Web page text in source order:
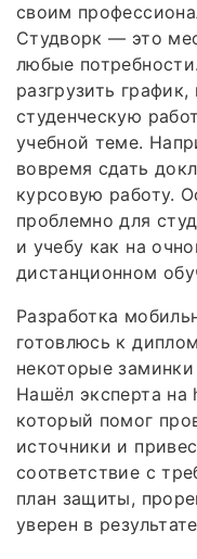
своим
Студворк — это
любые
разгрузить
студенческую
учебной теме.
вовремя сдать
курсовую работу.
проблемно для
и учебу как на
дистанционном
Разработка
готовлюсь к
некоторые
Нашёл эксперта
который помог
источники и
соответствие с
план защиты,
уверен в